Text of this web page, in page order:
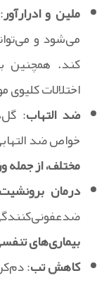
ملین و ادرارآور
می‌شود و
کند. همچنین
اختلالات کلیوی
ضد التهاب:
خواص ضد
مختلف، از
درمان
بیماری‌های
کاهش تب: